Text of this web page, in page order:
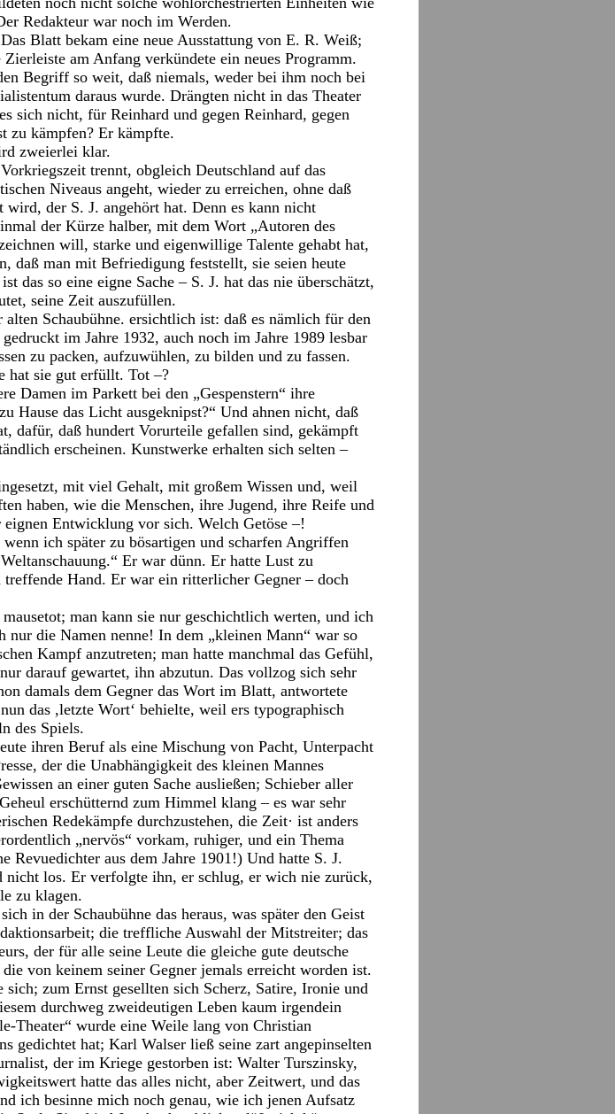
Redakteur war noch im Werden.
Blatt bekam eine neue Ausstattung von E. R. Weiß;
am Anfang verkündete ein neues Programm.
Begriff so weit, daß niemals, weder bei ihm noch bei
daraus wurde. Drängten nicht in das Theater
sich nicht, für Reinhard und gegen Reinhard, gegen
zu kämpfen? Er kämpfte.
zweierlei klar.
trennt, obgleich Deutschland auf das
Niveaus angeht, wieder zu erreichen, ohne daß
der S. J. angehört hat. Denn es kann nicht
der Kürze halber, mit dem Wort „Autoren des
will, starke und eigenwillige Talente gehabt hat,
daß man mit Befriedigung feststellt, sie seien heute
das so eine eigne Sache – S. J. hat das nie überschätzt,
seine Zeit auszufüllen.
Schaubühne. ersichtlich ist: daß es nämlich für den
im Jahre 1932, auch noch im Jahre 1989 lesbar
zu packen, aufzuwühlen, zu bilden und zu fassen.
hat sie gut erfüllt. Tot –?
Damen im Parkett bei den „Gespenstern“ ihre
Hause das Licht ausgeknipst?“ Und ahnen nicht, daß
dafür, daß hundert Vorurteile gefallen sind, gekämpft
erscheinen. Kunstwerke erhalten sich selten –
mit viel Gehalt, mit großem Wissen und, weil
haben, wie die Menschen, ihre Jugend, ihre Reife und
Entwicklung vor sich. Welch Getöse –!
ich später zu bösartigen und scharfen Angriffen
Er war dünn. Er hatte Lust zu
Hand. Er war ein ritterlicher Gegner – doch
man kann sie nur geschichtlich werten, und ich
die Namen nenne! In dem „kleinen Mann“ war so
Kampf anzutreten; man hatte manchmal das Gefühl,
darauf gewartet, ihn abzutun. Das vollzog sich sehr
damals dem Gegner das Wort im Blatt, antwortete
das ,letzte Wort‘ behielte, weil ers typographisch
des Spiels.
ihren Beruf als eine Mischung von Pacht, Unterpacht
der die Unabhängigkeit des kleinen Mannes
an einer guten Sache ausließen; Schieber aller
erschütternd zum Himmel klang – es war sehr
Redekämpfe durchzustehen, die Zeit· ist anders
„nervös“ vorkam, ruhiger, und ein Thema
aus dem Jahre 1901!) Und hatte S. J.
los. Er verfolgte ihn, er schlug, er wich nie zurück,
zu klagen.
in der Schaubühne das heraus, was später den Geist
die treffliche Auswahl der Mitstreiter; das
der für alle seine Leute die gleiche gute deutsche
von keinem seiner Gegner jemals erreicht worden ist.
zum Ernst gesellten sich Scherz, Satire, Ironie und
durchweg zweideutigen Leben kaum irgendein
Theater“ wurde eine Weile lang von Christian
gedichtet hat; Karl Walser ließ seine zart angepinselten
der im Kriege gestorben ist: Walter Turszinsky,
hatte das alles nicht, aber Zeitwert, und das
ich besinne mich noch genau, wie ich jenen Aufsatz